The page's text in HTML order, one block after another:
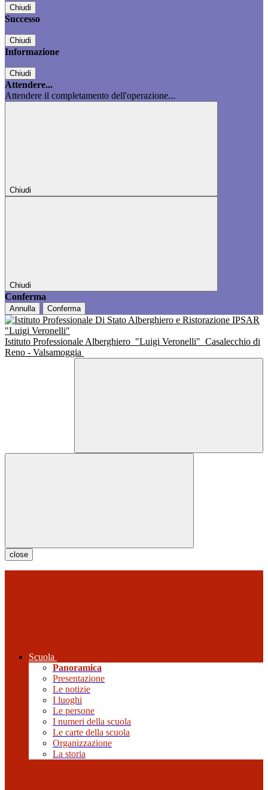
Chiudi
Successo
Chiudi
Informazione
Chiudi
Attendere...
Attendere il completamento dell'operazione...
Chiudi
Chiudi
Conferma
Annulla Conferma
Istituto Professionale Alberghiero "Luigi Veronelli" Casalecchio di
Reno - Valsamoggia
close
Scuola
Panoramica
Presentazione
Le notizie
I luoghi
Le persone
I numeri della scuola
Le carte della scuola
Organizzazione
La storia